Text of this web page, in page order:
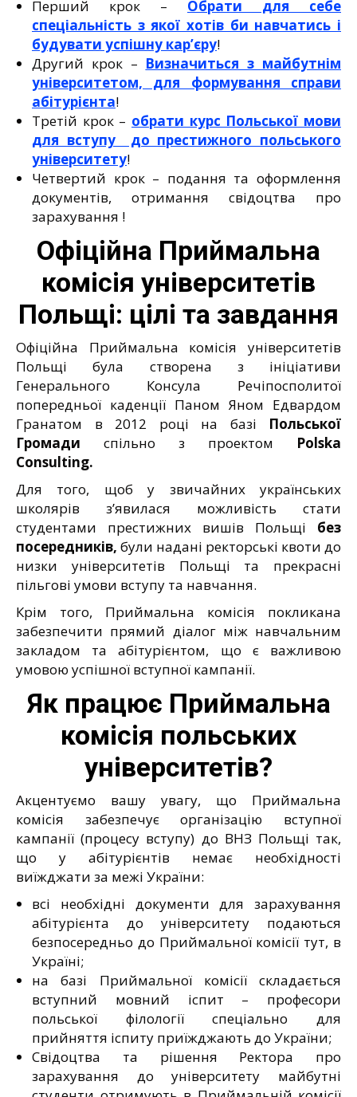
Перший крок – Обрати для себе
спеціальність з якої хотів би навчатись і
будувати успішну кар’єру!
Другий крок – Визначиться з майбутнім
університетом, для формування справи
абітурієнта!
Третій крок – обрати курс Польської мови
для вступу до престижного польського
університету!
Четвертий крок – подання та оформлення
документів, отримання свідоцтва про
зарахування !
Офіційна Приймальна
комісія університетів
Польщі: цілі та завдання
Офіційна Приймальна комісія університетів
Польщі була створена з ініціативи
Генерального Консула Речіпосполитої
попередньої каденції Паном Яном Едвардом
Гранатом в 2012 році на базі Польської
Громади спільно з проектом Polska
Consulting.
Для того, щоб у звичайних українських
школярів з’явилася можливість стати
студентами престижних вишів Польщі без
посередників, були надані ректорські квоти до
низки університетів Польщі та прекрасні
пільгові умови вступу та навчання.
Крім того, Приймальна комісія покликана
забезпечити прямий діалог між навчальним
закладом та абітурієнтом, що є важливою
умовою успішної вступної кампанії.
Як працює Приймальна
комісія польських
університетів?
Акцентуємо вашу увагу, що Приймальна
комісія забезпечує організацію вступної
кампанії (процесу вступу) до ВНЗ Польщі так,
що у абітурієнтів немає необхідності
виїжджати за межі України:
всі необхідні документи для зарахування
абітурієнта до університету подаються
безпосередньо до Приймальної комісії тут, в
Україні;
на базі Приймальної комісії складається
вступний мовний іспит – професори
польської філології спеціально для
прийняття іспиту приїжджають до України;
Свідоцтва та рішення Ректора про
зарахування до університету майбутні